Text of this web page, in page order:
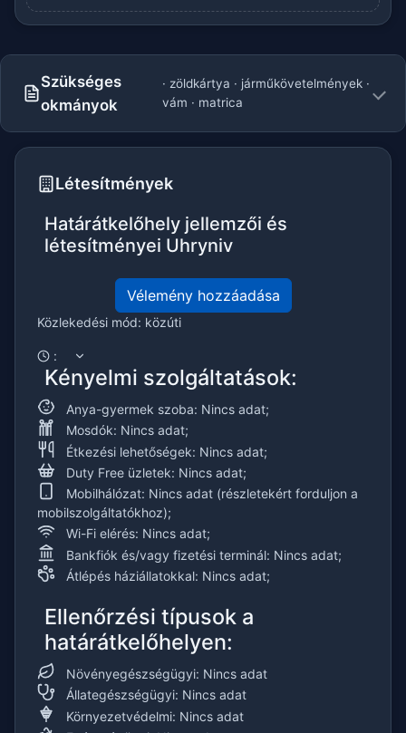
Szükséges
okmányok
· zöldkártya · járműkövetelmények ·
vám · matrica
Létesítmények
Határátkelőhely jellemzői és
létesítményei Uhryniv
Vélemény hozzáadása
Közlekedési mód: közúti
:
Kényelmi szolgáltatások:
Anya-gyermek szoba: Nincs adat;
Mosdók: Nincs adat;
Étkezési lehetőségek: Nincs adat;
Duty Free üzletek: Nincs adat;
Mobilhálózat: Nincs adat (részletekért forduljon a
mobilszolgáltatókhoz);
Wi-Fi elérés: Nincs adat;
Bankfiók és/vagy fizetési terminál: Nincs adat;
Átlépés háziállatokkal: Nincs adat;
Ellenőrzési típusok a
határátkelőhelyen:
Növényegészségügyi: Nincs adat
Állategészségügyi: Nincs adat
Környezetvédelmi: Nincs adat